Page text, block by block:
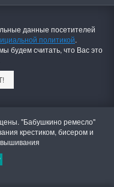
данные посетителей
политикой.
будем считать, что Вас это
"Бабушкино ремесло"
крестиком, бисером и
вышивания